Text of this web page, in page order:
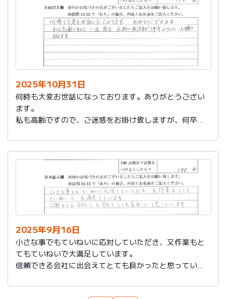
2025年10月31日
何時も大変お世話になっております。ありがとうござい
ます。
私も高齢ですので、ご迷惑をお掛け致しますが、何卒よ
2025年9月16日
小さな事でもていねいに応対していただき、又作業もと
てもていねいで大満足しています。
信頼できる会社に出会えてとても良かったと思っていま